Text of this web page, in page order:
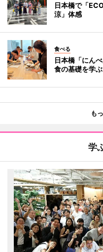
日本橋で「
涼」体感
食べる
日本橋「にん
食の基礎を学ぶ
も
学